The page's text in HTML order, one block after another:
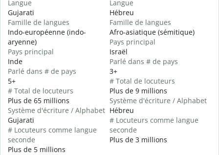
Langue
Gujarati
Famille de langues
Indo-européenne (indo-
aryenne)
Pays principal
Inde
Parlé dans # de pays
5+
# Total de locuteurs
Plus de 65 millions
Système d'écriture / Alphabet
Gujarati
# Locuteurs comme langue
seconde
Plus de 5 millions
Langue
Hébreu
Famille de langues
Afro-asiatique (sémitique)
Pays principal
Israël
Parlé dans # de pays
3+
# Total de locuteurs
Plus de 9 millions
Système d'écriture / Alphabet
Hébreu
# Locuteurs comme langue
seconde
Plus de 3 millions